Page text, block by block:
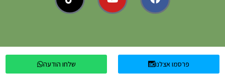
פרסמו אצלנו שלחו הודעה